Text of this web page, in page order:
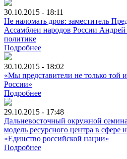
30.10.2015 - 18:11
Не наломать дров: заместитель
Ассамблеи народов России
политике
Подробнее
30.10.2015 - 18:02
«Мы представители не только той
России»
Подробнее
29.10.2015 - 17:48
Дальневосточный окружной
модель ресурсного центра в
«Единство российской нации»
Подробнее